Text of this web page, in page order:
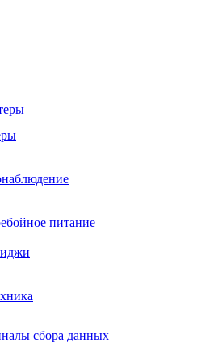
питание
сбора данных